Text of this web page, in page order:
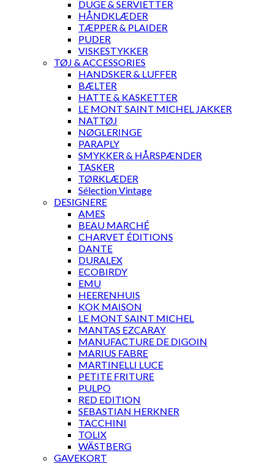
DUGE & SERVIETTER
HÅNDKLÆDER
TÆPPER & PLAIDER
PUDER
VISKESTYKKER
TØJ & ACCESSORIES
HANDSKER & LUFFER
BÆLTER
HATTE & KASKETTER
LE MONT SAINT MICHEL JAKKER
NATTØJ
NØGLERINGE
PARAPLY
SMYKKER & HÅRSPÆNDER
TASKER
TØRKLÆDER
Sélection Vintage
DESIGNERE
AMES
BEAU MARCHÉ
CHARVET ÉDITIONS
DANTE
DURALEX
ECOBIRDY
EMU
HEERENHUIS
KOK MAISON
LE MONT SAINT MICHEL
MANTAS EZCARAY
MANUFACTURE DE DIGOIN
MARIUS FABRE
MARTINELLI LUCE
PETITE FRITURE
PULPO
RED EDITION
SEBASTIAN HERKNER
TACCHINI
TOLIX
WÄSTBERG
GAVEKORT